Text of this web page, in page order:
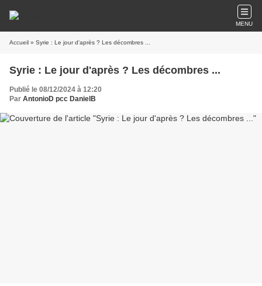
MENU
Accueil » Syrie : Le jour d'après ? Les décombres ...
Syrie : Le jour d'après ? Les décombres ...
Publié le 08/12/2024 à 12:20
Par AntonioD pcc DanielB